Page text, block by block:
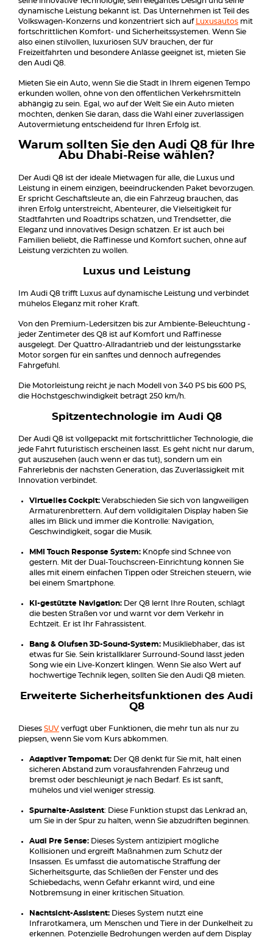
dynamische Leistung bekannt ist. Das Unternehmen ist Teil des
Volkswagen-Konzerns und konzentriert sich auf
Luxusautos mit
fortschrittlichen Komfort- und Sicherheitssystemen. Wenn Sie
also einen stilvollen, luxuriösen SUV brauchen, der für
Freizeitfahrten und besondere Anlässe geeignet ist, mieten Sie
den Audi Q8.
Mieten Sie ein Auto, wenn Sie die Stadt in Ihrem eigenen Tempo
erkunden wollen, ohne von den öffentlichen Verkehrsmitteln
abhängig zu sein. Egal, wo auf der Welt Sie ein Auto mieten
möchten, denken Sie daran, dass die Wahl einer zuverlässigen
Autovermietung entscheidend für Ihren Erfolg ist.
Warum sollten Sie den Audi Q8 für Ihre
Abu Dhabi-Reise wählen?
Der Audi Q8 ist der ideale Mietwagen für alle, die Luxus und
Leistung in einem einzigen, beeindruckenden Paket bevorzugen.
Er spricht Geschäftsleute an, die ein Fahrzeug brauchen, das
ihren Erfolg unterstreicht, Abenteurer, die Vielseitigkeit für
Stadtfahrten und Roadtrips schätzen, und Trendsetter, die
Eleganz und innovatives Design schätzen. Er ist auch bei
Familien beliebt, die Raffinesse und Komfort suchen, ohne auf
Leistung verzichten zu wollen.
Luxus und Leistung
Im Audi Q8 trifft Luxus auf dynamische Leistung und verbindet
mühelos Eleganz mit roher Kraft.
Von den Premium-Ledersitzen bis zur Ambiente-Beleuchtung -
jeder Zentimeter des Q8 ist auf Komfort und Raffinesse
ausgelegt. Der Quattro-Allradantrieb und der leistungsstarke
Motor sorgen für ein sanftes und dennoch aufregendes
Fahrgefühl.
Die Motorleistung reicht je nach Modell von 340 PS bis 600 PS,
die Höchstgeschwindigkeit beträgt 250 km/h.
Spitzentechnologie im Audi Q8
Der Audi Q8 ist vollgepackt mit fortschrittlicher Technologie, die
jede Fahrt futuristisch erscheinen lässt. Es geht nicht nur darum,
gut auszusehen (auch wenn er das tut), sondern um ein
Fahrerlebnis der nächsten Generation, das Zuverlässigkeit mit
Innovation verbindet.
Virtuelles Cockpit: Verabschieden Sie sich von langweiligen
Armaturenbrettern. Auf dem volldigitalen Display haben Sie
alles im Blick und immer die Kontrolle: Navigation,
Geschwindigkeit, sogar die Musik.
MMI Touch Response System: Knöpfe sind Schnee von
gestern. Mit der Dual-Touchscreen-Einrichtung können Sie
alles mit einem einfachen Tippen oder Streichen steuern, wie
bei einem Smartphone.
KI-gestützte Navigation: Der Q8 lernt Ihre Routen, schlägt
die besten Straßen vor und warnt vor dem Verkehr in
Echtzeit. Er ist Ihr Fahrassistent.
Bang & Olufsen 3D-Sound-System: Musikliebhaber, das ist
etwas für Sie. Sein kristallklarer Surround-Sound lässt jeden
Song wie ein Live-Konzert klingen. Wenn Sie also Wert auf
hochwertige Technik legen, sollten Sie den Audi Q8 mieten.
Erweiterte Sicherheitsfunktionen des Audi
Q8
Dieses SUV verfügt über Funktionen, die mehr tun als nur zu
piepsen, wenn Sie vom Kurs abkommen.
Adaptiver Tempomat: Der Q8 denkt für Sie mit, hält einen
sicheren Abstand zum vorausfahrenden Fahrzeug und
bremst oder beschleunigt je nach Bedarf. Es ist sanft,
mühelos und viel weniger stressig.
Spurhalte-Assistent: Diese Funktion stupst das Lenkrad an,
um Sie in der Spur zu halten, wenn Sie abzudriften beginnen.
Audi Pre Sense: Dieses System antizipiert mögliche
Kollisionen und ergreift Maßnahmen zum Schutz der
Insassen. Es umfasst die automatische Straffung der
Sicherheitsgurte, das Schließen der Fenster und des
Schiebedachs, wenn Gefahr erkannt wird, und eine
Notbremsung in einer kritischen Situation.
Nachtsicht-Assistent: Dieses System nutzt eine
Infrarotkamera, um Menschen und Tiere in der Dunkelheit zu
erkennen. Potenzielle Bedrohungen werden auf dem Display